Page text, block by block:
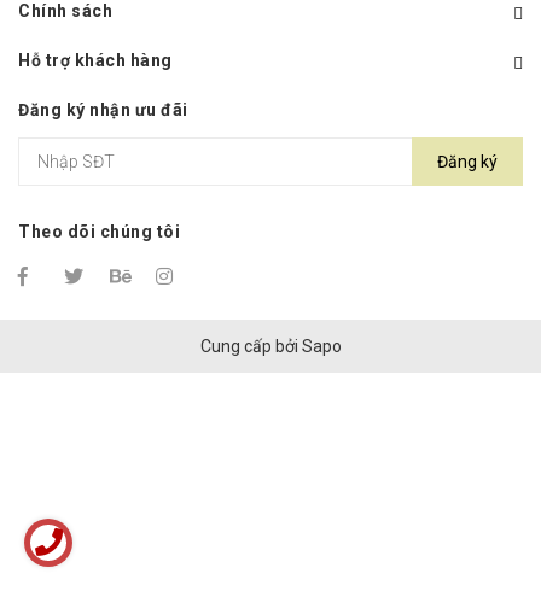
Chính sách
Hỗ trợ khách hàng
Đăng ký nhận ưu đãi
Đăng ký
Theo dõi chúng tôi
Cung cấp bởi Sapo